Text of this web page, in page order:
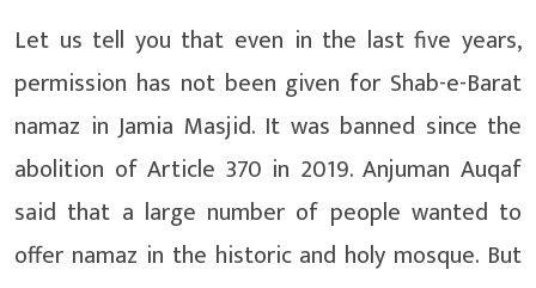
Let us tell you that even in the last five years,
permission has not been given for Shab-e-Barat
namaz in Jamia Masjid. It was banned since the
abolition of Article 370 in 2019. Anjuman Auqaf
said that a large number of people wanted to
offer namaz in the historic and holy mosque. But